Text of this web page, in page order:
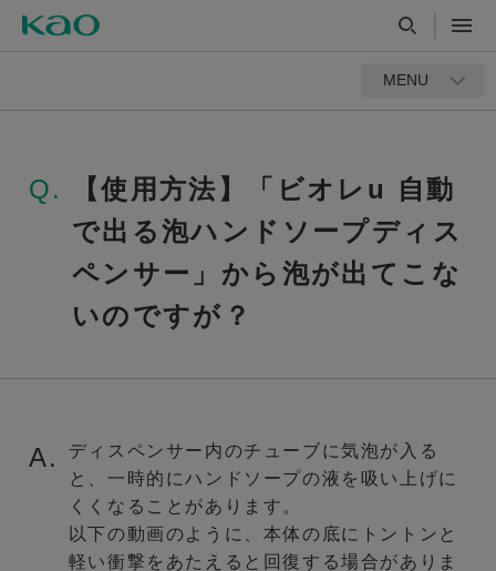
MENU
Q.
【使用方法】「ビオレu 自動
で出る泡ハンドソープディス
ペンサー」から泡が出てこな
いのですが？
A.
ディスペンサー内のチューブに気泡が入る
と、一時的にハンドソープの液を吸い上げに
くくなることがあります。
以下の動画のように、本体の底にトントンと
軽い衝撃をあたえると回復する場合がありま